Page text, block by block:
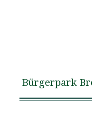
Bürgerpark